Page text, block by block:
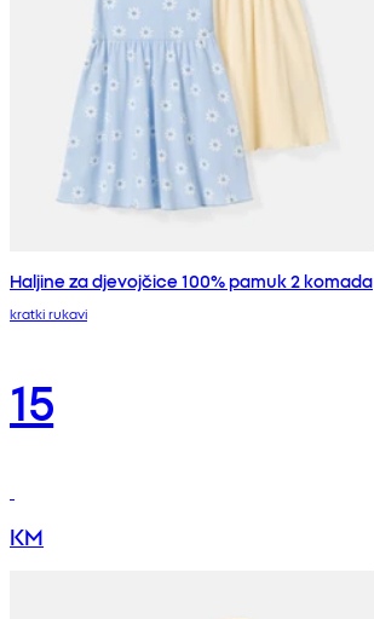
Haljine za djevojčice 100% pamuk 2 komada
kratki rukavi
15
KM